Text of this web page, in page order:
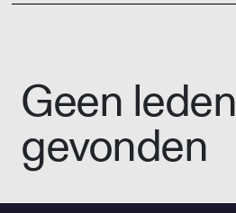
Geen leden
gevonden